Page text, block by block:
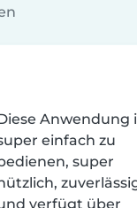
Anwendung
einfach zu
super
verfügt über